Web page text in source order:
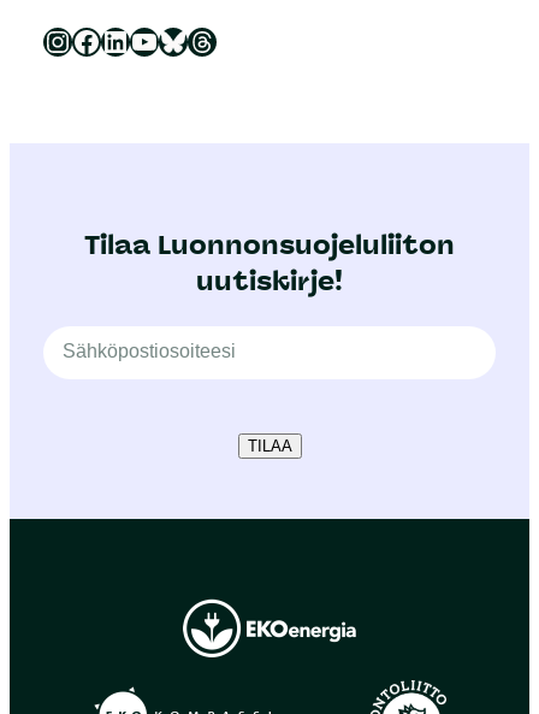
Luonnonsuojeluliitto Instagramissa Luonnonsuojeluliitto Facebookissa Luonnonsuojeluliitto LinkedInissä Luonnonsuojeluliiton YouTube-kanava Luonnonsuojeluliitto Blueskyssa Luonnonsuojeluliitto Threadsissa
Tilaa Luonnonsuojeluliiton
uutiskirje!
TILAA